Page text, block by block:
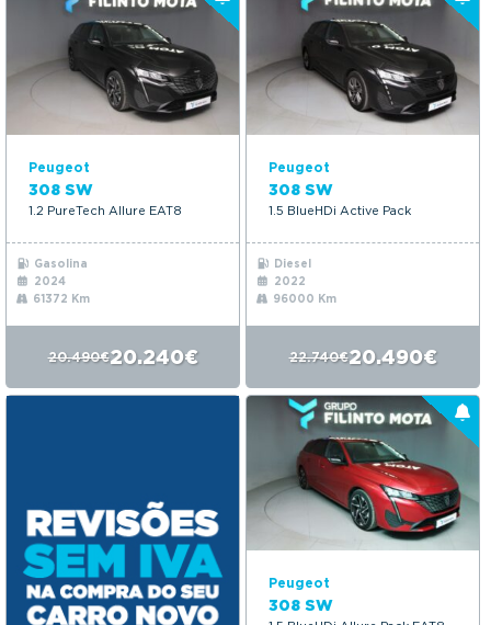
Peugeot
308 SW
1.2 PureTech Allure EAT8
Gasolina
2024
61372 Km
20.490€20.240€
Peugeot
308 SW
1.5 BlueHDi Active Pack
Diesel
2022
96000 Km
22.740€20.490€
Peugeot
308 SW